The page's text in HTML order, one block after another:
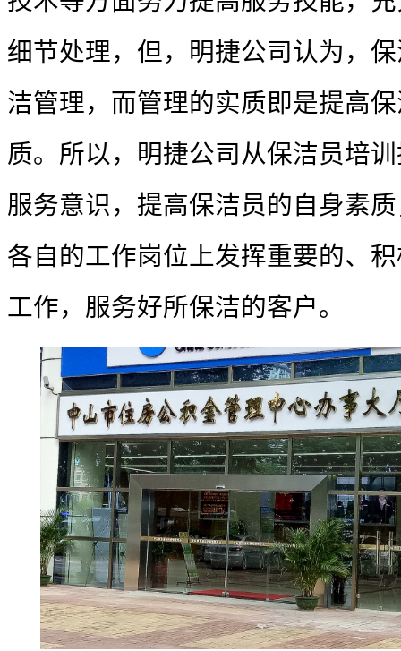
细节处理，但，明捷公司认为，
洁管理，而管理的实质即是提高
质。所以，明捷公司从保洁员培
服务意识，提高保洁员的自身素
各自的工作岗位上发挥重要的、
工作，服务好所保洁的客户。